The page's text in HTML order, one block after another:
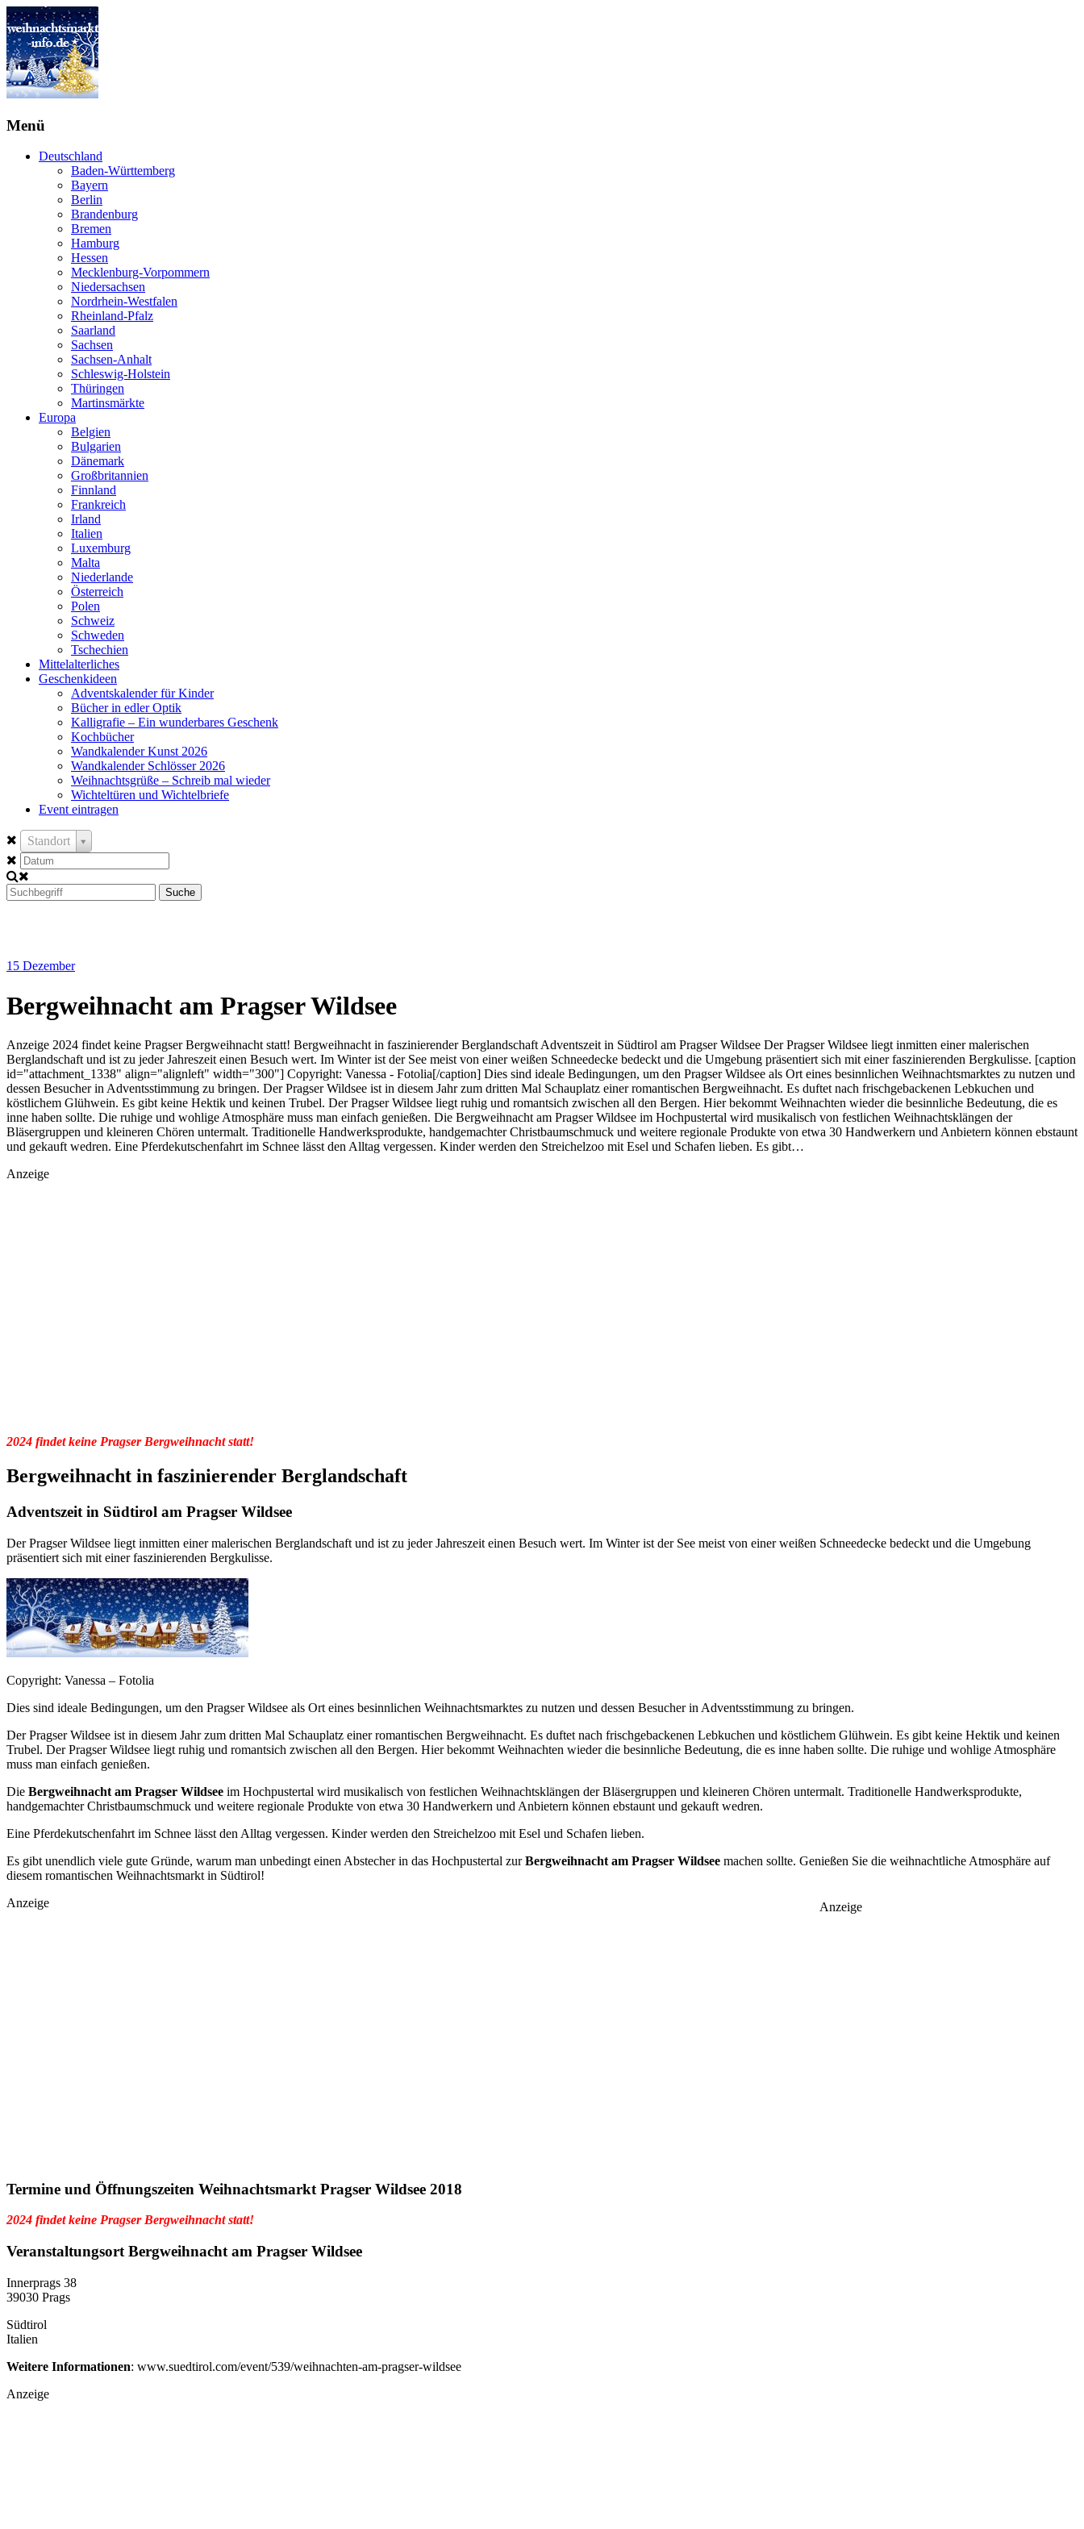
Menü
Deutschland
Baden-Württemberg
Bayern
Berlin
Brandenburg
Bremen
Hamburg
Hessen
Mecklenburg-Vorpommern
Niedersachsen
Nordrhein-Westfalen
Rheinland-Pfalz
Saarland
Sachsen
Sachsen-Anhalt
Schleswig-Holstein
Thüringen
Martinsmärkte
Europa
Belgien
Bulgarien
Dänemark
Großbritannien
Finnland
Frankreich
Irland
Italien
Luxemburg
Malta
Niederlande
Österreich
Polen
Schweiz
Schweden
Tschechien
Mittelalterliches
Geschenkideen
Adventskalender für Kinder
Bücher in edler Optik
Kalligrafie – Ein wunderbares Geschenk
Kochbücher
Wandkalender Kunst 2026
Wandkalender Schlösser 2026
Weihnachtsgrüße – Schreib mal wieder
Wichteltüren und Wichtelbriefe
Event eintragen
Standort
Suche
15 Dezember
Bergweihnacht am Pragser Wildsee
Anzeige 2024 findet keine Pragser Bergweihnacht statt! Bergweihnacht in faszinierender Berglandschaft Adventszeit in Südtirol am Pragser Wildsee Der Pragser Wildsee liegt inmitten einer malerischen
Berglandschaft und ist zu jeder Jahreszeit einen Besuch wert. Im Winter ist der See meist von einer weißen Schneedecke bedeckt und die Umgebung präsentiert sich mit einer faszinierenden Bergkulisse. [caption
id="attachment_1338" align="alignleft" width="300"] Copyright: Vanessa - Fotolia[/caption] Dies sind ideale Bedingungen, um den Pragser Wildsee als Ort eines besinnlichen Weihnachtsmarktes zu nutzen und
dessen Besucher in Adventsstimmung zu bringen. Der Pragser Wildsee ist in diesem Jahr zum dritten Mal Schauplatz einer romantischen Bergweihnacht. Es duftet nach frischgebackenen Lebkuchen und
köstlichem Glühwein. Es gibt keine Hektik und keinen Trubel. Der Pragser Wildsee liegt ruhig und romantsich zwischen all den Bergen. Hier bekommt Weihnachten wieder die besinnliche Bedeutung, die es
inne haben sollte. Die ruhige und wohlige Atmosphäre muss man einfach genießen. Die Bergweihnacht am Pragser Wildsee im Hochpustertal wird musikalisch von festlichen Weihnachtsklängen der
Bläsergruppen und kleineren Chören untermalt. Traditionelle Handwerksprodukte, handgemachter Christbaumschmuck und weitere regionale Produkte von etwa 30 Handwerkern und Anbietern können ebstaunt
und gekauft wedren. Eine Pferdekutschenfahrt im Schnee lässt den Alltag vergessen. Kinder werden den Streichelzoo mit Esel und Schafen lieben. Es gibt…
Anzeige
2024 findet keine Pragser Bergweihnacht statt!
Bergweihnacht in faszinierender Berglandschaft
Adventszeit in Südtirol am Pragser Wildsee
Der Pragser Wildsee liegt inmitten einer malerischen Berglandschaft und ist zu jeder Jahreszeit einen Besuch wert. Im Winter ist der See meist von einer weißen Schneedecke bedeckt und die Umgebung
präsentiert sich mit einer faszinierenden Bergkulisse.
Copyright: Vanessa – Fotolia
Dies sind ideale Bedingungen, um den Pragser Wildsee als Ort eines besinnlichen Weihnachtsmarktes zu nutzen und dessen Besucher in Adventsstimmung zu bringen.
Der Pragser Wildsee ist in diesem Jahr zum dritten Mal Schauplatz einer romantischen Bergweihnacht. Es duftet nach frischgebackenen Lebkuchen und köstlichem Glühwein. Es gibt keine Hektik und keinen
Trubel. Der Pragser Wildsee liegt ruhig und romantsich zwischen all den Bergen. Hier bekommt Weihnachten wieder die besinnliche Bedeutung, die es inne haben sollte. Die ruhige und wohlige Atmosphäre
muss man einfach genießen.
Die Bergweihnacht am Pragser Wildsee im Hochpustertal wird musikalisch von festlichen Weihnachtsklängen der Bläsergruppen und kleineren Chören untermalt. Traditionelle Handwerksprodukte,
handgemachter Christbaumschmuck und weitere regionale Produkte von etwa 30 Handwerkern und Anbietern können ebstaunt und gekauft wedren.
Eine Pferdekutschenfahrt im Schnee lässt den Alltag vergessen. Kinder werden den Streichelzoo mit Esel und Schafen lieben.
Es gibt unendlich viele gute Gründe, warum man unbedingt einen Abstecher in das Hochpustertal zurBergweihnacht am Pragser Wildsee machen sollte. Genießen Sie die weihnachtliche Atmosphäre auf
diesem romantischen Weihnachtsmarkt in Südtirol!
Anzeige
Anzeige
Termine und Öffnungszeiten Weihnachtsmarkt Pragser Wildsee 2018
2024 findet keine Pragser Bergweihnacht statt!
Veranstaltungsort Bergweihnacht am Pragser Wildsee
Innerprags 38
39030 Prags
Südtirol
Italien
Weitere Informationen: www.suedtirol.com/event/539/weihnachten-am-pragser-wildsee
Anzeige